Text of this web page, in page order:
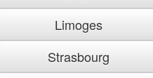
Limoges
Strasbourg